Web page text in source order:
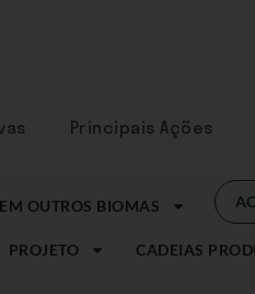
Principais Ações
OUTROS BIOMAS
PROJETO CADEIAS